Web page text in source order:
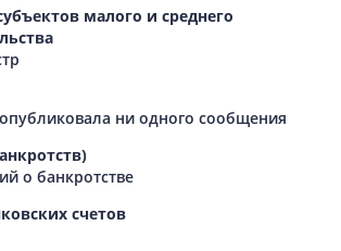
малого и среднего
ни одного сообщения
о банкротстве
счетов